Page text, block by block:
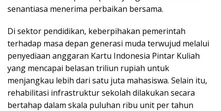
senantiasa menerima perbaikan bersama.
Di sektor pendidikan, keberpihakan pemerintah
terhadap masa depan generasi muda terwujud melalui
penyediaan anggaran Kartu Indonesia Pintar Kuliah
yang mencapai belasan triliun rupiah untuk
menjangkau lebih dari satu juta mahasiswa. Selain itu,
rehabilitasi infrastruktur sekolah dilakukan secara
bertahap dalam skala puluhan ribu unit per tahun